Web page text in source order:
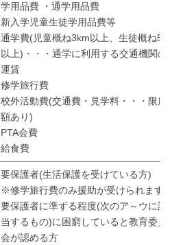
学用品費 ・通学用品費
新入学児童生徒学用品費等
通学費(児童概ね3km以上、生徒概ね
以上)・・・通学に利用する交通機関の
運賃
修学旅行費
校外活動費(交通費・見学料・・・限度
額あり)
PTA会費
給食費
要保護者(生活保護を受けている方)
※修学旅行費のみ援助が受けられます
要保護者に準ずる程度(次のア～ウに該
当するもの)に困窮していると教育委員
会が認める方